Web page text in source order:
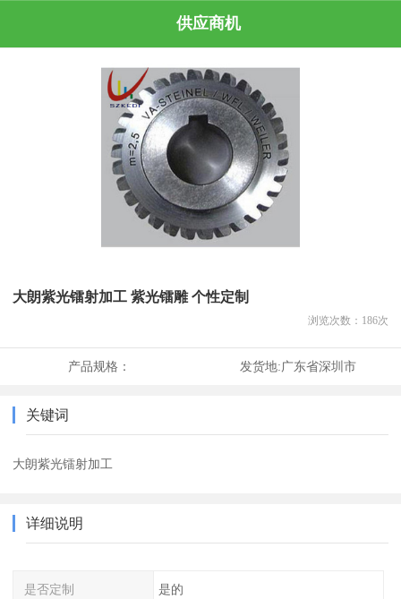
供应商机
大朗紫光镭射加工 紫光镭雕 个性定制
浏览次数： 186次
产品规格： 发货地:广东省深圳市
关键词
大朗紫光镭射加工
详细说明
是否定制 是的